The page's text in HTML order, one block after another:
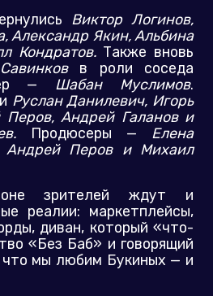
Виктор Логинов,
Александр Якин, Альбина
Кондратов.Также вновь
в роли соседа
— Шабан Муслимов.
Руслан Данилевич, Игорь
Перов, Андрей Галанов и
Продюсеры — Елена
Андрей Перов и Михаил
зрителей ждут и
реалии: маркетплейсы,
диван, который «что-
«Без Баб» и говорящий
что мы любим Букиных — и